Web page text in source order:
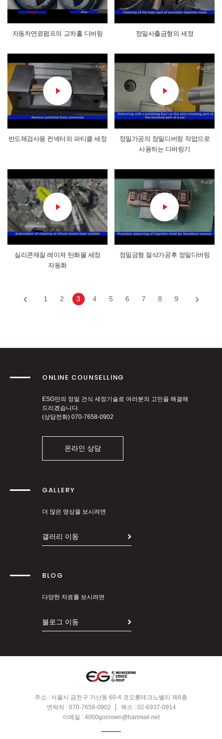
자동차연료펌프의 교차홀 디버링 정밀사출금형의 세정
반도체검사용 컨넥터의 파티클 세정
정밀가공의 정밀디버링 작업으로
사용하는 디버링기
실리콘재질 레이져 탄화물 세정
자동화
정밀금형 절삭가공후 정밀디버링
1 2 3 4 5 6 7 8 9
ONLINE COUNSELLING
ESG만의 정밀 건식 세정기술로 여러분의 고민을 해결해
드리겠습니다.
(상담전화) 070-7658-0902
온라인 상담
GALLERY
더 많은 영상을 보시려면
갤러리 이동
BLOG
다양한 자료를 보시려면
블로그 이동
주소 : 서울시 금천구 가산동 60-4 코오롱테크노밸리 제6층
연락처 : 070-7658-0902
팩스 : 02-6937-0914
이메일 : 4000gocrown@hanmail.net